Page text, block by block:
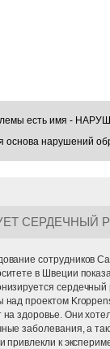
есть имя -
основа нарушений
СЕРДЕЧНЫЙ
сотрудников
в Швеции
над проектом
на здоровье. Они
заболевания, а
привлекли к